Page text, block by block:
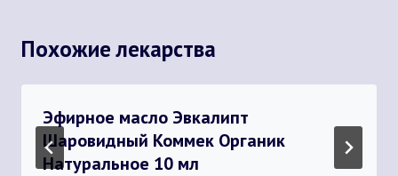
Похожие лекарства
Эфирное масло Эвкалипт
Шаровидный Коммек Органик
Натуральное 10 мл